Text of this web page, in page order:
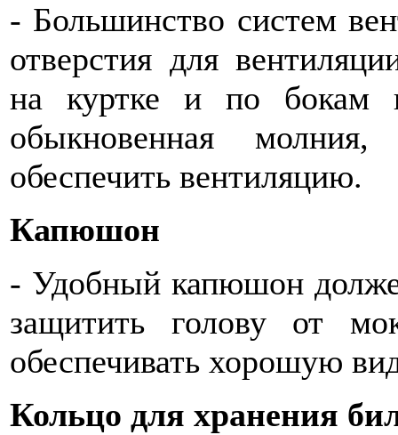
- Большинство систем
отверстия для
на куртке и по бокам
обыкновенная
обеспечить вентиляцию.
Капюшон
- Удобный капюшон
защитить голову от
обеспечивать хорошую
Кольцо для хранения